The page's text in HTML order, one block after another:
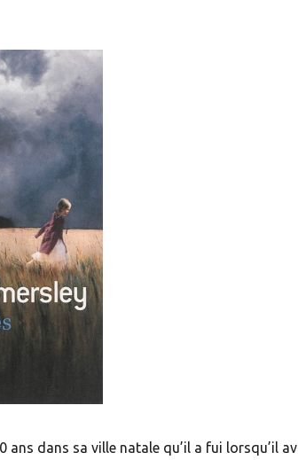
dans sa ville natale qu’il a fui lorsqu’il